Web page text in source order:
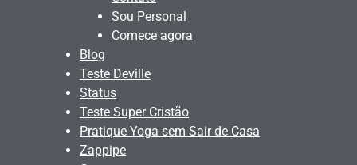
Sou Personal
Comece agora
Blog
Teste Deville
Status
Teste Super Cristão
Pratique Yoga sem Sair de Casa
Zappipe